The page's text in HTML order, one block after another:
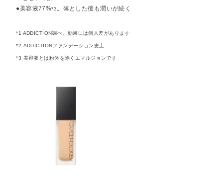
●美容液77%*3。落とした後も潤いが続く
*1 ADDICTION調べ。効果には個人差があります
*2 ADDICTIONファンデーション史上
*3 美容液とは粉体を除くエマルジョンです